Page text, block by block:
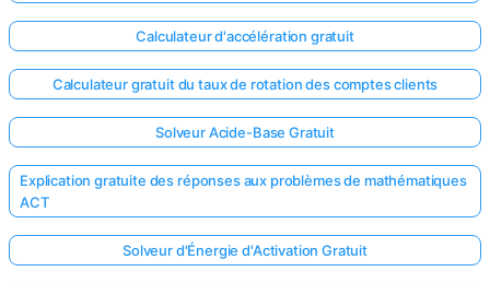
Calculateur d'accélération gratuit
Calculateur gratuit du taux de rotation des comptes clients
Solveur Acide-Base Gratuit
Explication gratuite des réponses aux problèmes de mathématiques
ACT
Solveur d'Énergie d'Activation Gratuit